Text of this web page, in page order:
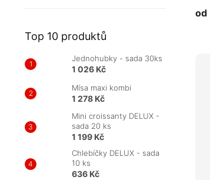
Top 10 produktů
Jednohubky - sada 30ks
1 026 Kč
Mísa maxi kombi
1 278 Kč
Mini croissanty DELUX -
sada 20 ks
1 199 Kč
Chlebíčky DELUX - sada
10 ks
636 Kč
od